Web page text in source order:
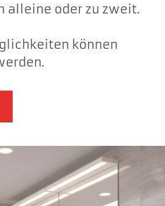
alleine oder zu zweit.
können